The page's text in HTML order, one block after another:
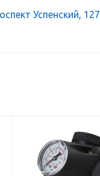
Успенский, 127